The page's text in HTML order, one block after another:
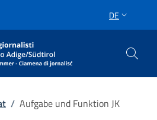
DE
/ Aufgabe und Funktion JK